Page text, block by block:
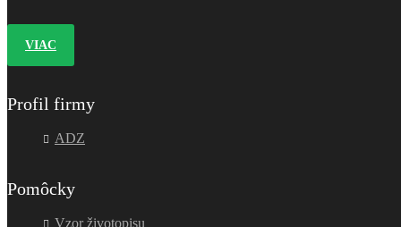
VIAC
Profil firmy
ADZ
Pomôcky
Vzor životopisu